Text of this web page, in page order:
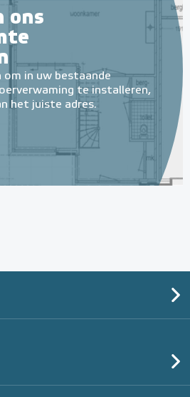
ons
in uw bestaande
te installeren,
het juiste adres.